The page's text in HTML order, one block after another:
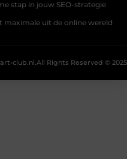
stap in jouw SEO-strategie
maximale uit de online wereld
All Rights Reserved © 2025
club.nl.